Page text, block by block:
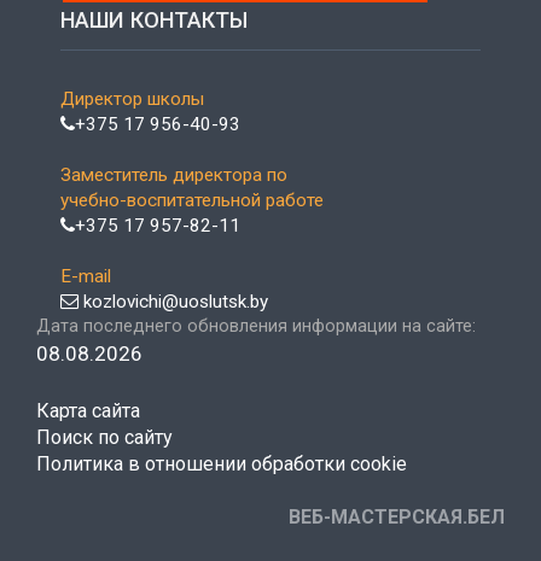
НАШИ КОНТАКТЫ
Директор школы
+375 17 956-40-93
Заместитель директора по
учебно-воспитательной работе
+375 17 957-82-11
E-mail
kozlovichi@uoslutsk.by
Дата последнего обновления информации на сайте:
08.08.2026
Карта сайта
Поиск по сайту
Политика в отношении обработки cookie
ВЕБ-МАСТЕРСКАЯ.БЕЛ